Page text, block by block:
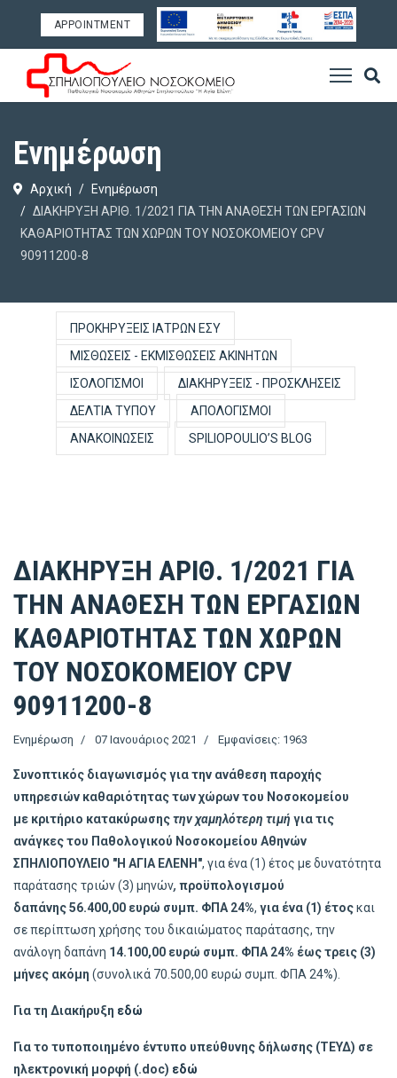
APPOINTMENT
Ενημέρωση
Αρχική
Ενημέρωση
ΔΙΑΚΗΡΥΞΗ ΑΡΙΘ. 1/2021 ΓΙΑ ΤΗΝ ΑΝΑΘΕΣΗ ΤΩΝ ΕΡΓΑΣΙΩΝ
ΚΑΘΑΡΙΟΤΗΤΑΣ ΤΩΝ ΧΩΡΩΝ ΤΟΥ ΝΟΣΟΚΟΜΕΙΟΥ CPV
90911200-8
ΠΡΟΚΗΡΎΞΕΙΣ ΙΑΤΡΏΝ ΕΣΥ
ΜΙΣΘΏΣΕΙΣ - ΕΚΜΙΣΘΏΣΕΙΣ ΑΚΙΝΉΤΩΝ
ΙΣΟΛΟΓΙΣΜΟΊ
ΔΙΑΚΗΡΎΞΕΙΣ - ΠΡΟΣΚΛΉΣΕΙΣ
ΔΕΛΤΊΑ ΤΎΠΟΥ
ΑΠΟΛΟΓΙΣΜΟΊ
ΑΝΑΚΟΙΝΏΣΕΙΣ
SPILIOPOULIO’S BLOG
ΔΙΑΚΗΡΥΞΗ ΑΡΙΘ. 1/2021 ΓΙΑ
ΤΗΝ ΑΝΑΘΕΣΗ ΤΩΝ ΕΡΓΑΣΙΩΝ
ΚΑΘΑΡΙΟΤΗΤΑΣ ΤΩΝ ΧΩΡΩΝ
ΤΟΥ ΝΟΣΟΚΟΜΕΙΟΥ CPV
90911200-8
Ενημέρωση 07 Ιανουάριος 2021 Εμφανίσεις: 1963
Συνοπτικός διαγωνισμός για την ανάθεση παροχής
υπηρεσιών καθαριότητας των χώρων του Νοσοκομείου
με κριτήριο κατακύρωσηςτην χαμηλότερη τιμή για τις
ανάγκες του Παθολογικού Νοσοκομείου Αθηνών
ΣΠΗΛΙΟΠΟΥΛΕΙΟ "Η ΑΓΙΑ ΕΛΕΝΗ", για ένα (1) έτος με δυνατότητα
παράτασης τριών (3) μηνών, προϋπολογισμού
δαπάνης56.400,00 ευρώ συμπ. ΦΠΑ 24%, για ένα (1) έτοςκαι
σε περίπτωση χρήσης του δικαιώματος παράτασης, την
ανάλογη δαπάνη 14.100,00 ευρώ συμπ. ΦΠΑ 24% έως τρεις (3)
μήνες ακόμη (συνολικά 70.500,00 ευρώ συμπ. ΦΠΑ 24%).
Για τη Διακήρυξη εδώ
Για το τυποποιημένο έντυπο υπεύθυνης δήλωσης (ΤΕΥΔ) σε
ηλεκτρονική μορφή (.doc) εδώ